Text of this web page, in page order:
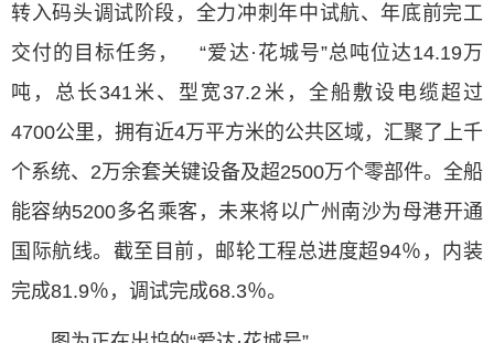
转入码头调试阶段，全力冲刺年中试航、年底前完工
交付的目标任务， “爱达·花城号”总吨位达14.19万
吨，总长341米、型宽37.2米，全船敷设电缆超过
4700公里，拥有近4万平方米的公共区域，汇聚了上千
个系统、2万余套关键设备及超2500万个零部件。全船
能容纳5200多名乘客，未来将以广州南沙为母港开通
国际航线。截至目前，邮轮工程总进度超94％，内装
完成81.9％，调试完成68.3％。